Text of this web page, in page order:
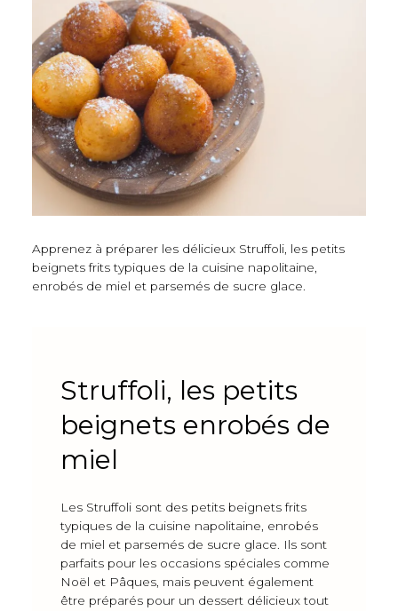
Apprenez à préparer les délicieux Struffoli, les petits
beignets frits typiques de la cuisine napolitaine,
enrobés de miel et parsemés de sucre glace.
Struffoli, les petits
beignets enrobés de
miel
Les Struffoli sont des petits beignets frits
typiques de la cuisine napolitaine, enrobés
de miel et parsemés de sucre glace. Ils sont
parfaits pour les occasions spéciales comme
Noël et Pâques, mais peuvent également
être préparés pour un dessert délicieux tout